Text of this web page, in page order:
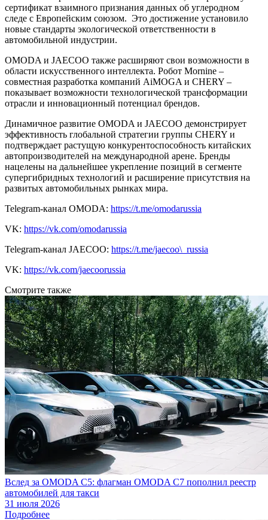
сертификат взаимного признания данных об углеродном
следе с Европейским союзом. Это достижение установило
новые стандарты экологической ответственности в
автомобильной индустрии.
OMODA и JAECOO также расширяют свои возможности в
области искусственного интеллекта. Робот Mornine –
совместная разработка компаний AiMOGA и CHERY –
показывает возможности технологической трансформации
отрасли и инновационный потенциал брендов.
Динамичное развитие OMODA и JAECOO демонстрирует
эффективность глобальной стратегии группы CHERY и
подтверждает растущую конкурентоспособность китайских
автопроизводителей на международной арене. Бренды
нацелены на дальнейшее укрепление позиций в сегменте
супергибридных технологий и расширение присутствия на
развитых автомобильных рынках мира.
Telegram-канал OMODA: https://t.me/omodarussia
VK: https://vk.com/omodarussia
Telegram-канал JAECOO: https://t.me/jaecoo\_russia
VK: https://vk.com/jaecoorussia
Смотрите также
Вслед за OMODA C5: флагман OMODA C7 пополнил реестр
автомобилей для такси
31 июля 2026
Подробнее